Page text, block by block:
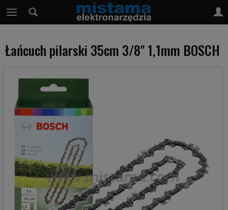
Łańcuch pilarski 35cm 3/8" 1,1mm BOSCH